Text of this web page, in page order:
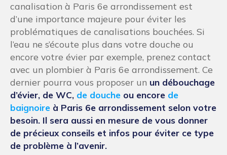
canalisation à Paris 6e arrondissement est
d’une importance majeure pour éviter les
problématiques de canalisations bouchées. Si
l’eau ne s’écoute plus dans votre douche ou
encore votre évier par exemple, prenez contact
avec un plombier à Paris 6e arrondissement. Ce
dernier pourra vous proposer un un débouchage
d’évier, de WC, de douche ou encore de
baignoire à Paris 6e arrondissement selon votre
besoin. Il sera aussi en mesure de vous donner
de précieux conseils et infos pour éviter ce type
de problème à l’avenir.